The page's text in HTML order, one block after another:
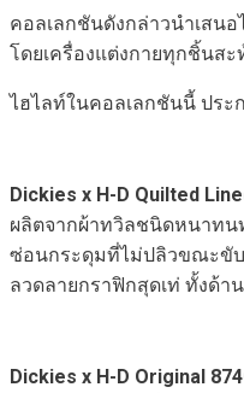
คอลเลกชันดังกล่าวนำเสน
โดยเครื่องแต่งกายทุกชิ้นส
ไฮไลท์ในคอลเลกชันนี้ ประ
Dickies x H-D Quilted
ผลิตจากผ้าทวิลชนิดหนาทน
ซ่อนกระดุมที่ไม่ปลิวขณะขับ
ลวดลายกราฟิกสุดเท่ ทั้งด้
Dickies x H-D Original 874